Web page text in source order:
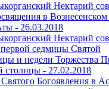
Нектарий
в
- 26.03.2018
Нектарий
седмицы Святой
и недели Торжества
столицы - 27.02.2018
Богоявления в